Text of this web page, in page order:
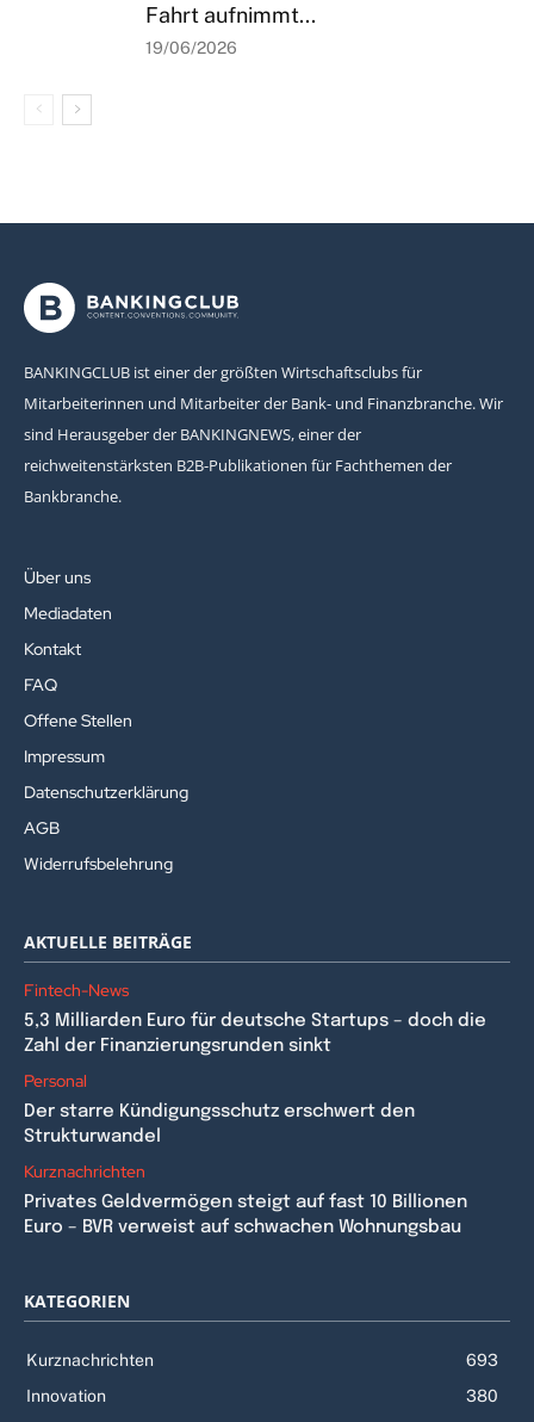
Fahrt aufnimmt...
19/06/2026
BANKINGCLUB ist einer der größten Wirtschaftsclubs für
Mitarbeiterinnen und Mitarbeiter der Bank- und Finanzbranche. Wir
sind Herausgeber der BANKINGNEWS, einer der
reichweitenstärksten B2B-Publikationen für Fachthemen der
Bankbranche.
Über uns
Mediadaten
Kontakt
FAQ
Offene Stellen
Impressum
Datenschutzerklärung
AGB
Widerrufsbelehrung
AKTUELLE BEITRÄGE
Fintech-News
5,3 Milliarden Euro für deutsche Startups – doch die
Zahl der Finanzierungsrunden sinkt
Personal
Der starre Kündigungsschutz erschwert den
Strukturwandel
Kurznachrichten
Privates Geldvermögen steigt auf fast 10 Billionen
Euro – BVR verweist auf schwachen Wohnungsbau
KATEGORIEN
Kurznachrichten
693
Innovation
380